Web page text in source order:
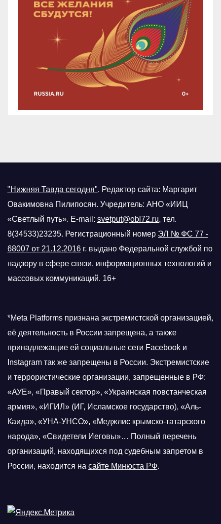
"Нижняя Тавда сегодня". Редактор сайта: Маргарит
Овакимовна Пилипосян. Учредитель: АНО «ИИЦ
«Светлый путь». E-mail: svetput@obl72.ru, тел.
8(34533)23235. Регистрационный номер ЭЛ № ФС 77 -
68007 от 21.12.2016 г. выдано Федеральной службой по
надзору в сфере связи, информационных технологий и
массовых коммуникаций. 16+
*Meta Platforms признана экстремистской организацией,
её деятельность в России запрещена, а также
принадлежащие ей социальные сети Facebook и
Instagram так же запрещены в России. Экстремистские
и террористические организации, запрещенные в РФ:
«АУЕ», «Правый сектор», «Украинская повстанческая
армия», «ИГИЛ» (ИГ, Исламское государство), «Аль-
Каида», «УНА-УНСО», «Меджлис крымско-татарского
народа», «Свидетели Иеговы»… Полный перечень
организаций, находящихся под судебным запретом в
России, находится на сайте Минюста РФ.